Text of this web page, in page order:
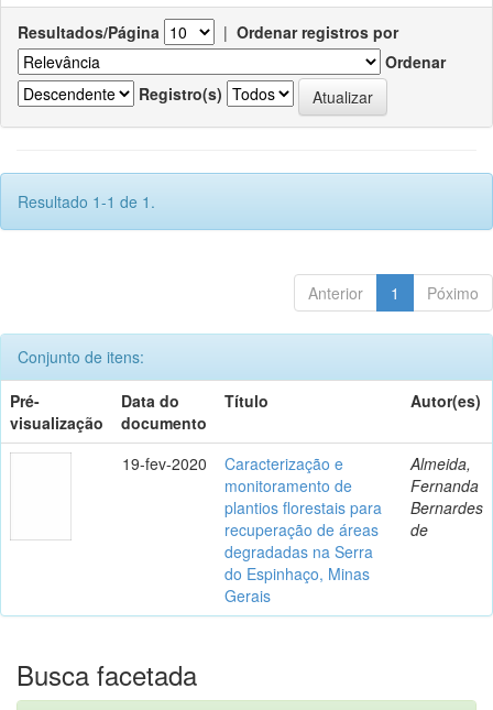
Resultados/Página | Ordenar registros por
Ordenar
Registro(s)
Resultado 1-1 de 1.
Anterior 1 Póximo
Conjunto de itens:
Pré-
visualização
Data do
documento
Título Autor(es)
19-fev-2020
Caracterização e
monitoramento de
plantios florestais para
recuperação de áreas
degradadas na Serra
do Espinhaço, Minas
Gerais
Almeida,
Fernanda
Bernardes
de
Busca facetada